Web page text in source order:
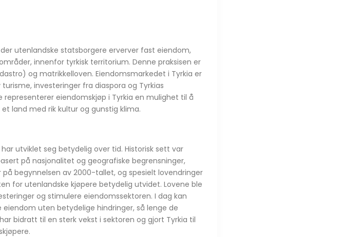
utenlandske statsborgere erverver fast eiendom,
innenfor tyrkisk territorium. Denne praksisen er
og matrikkelloven. Eiendomsmarkedet i Tyrkia er
investeringer fra diaspora og Tyrkias
eiendomskjøp i Tyrkia en mulighet til å
land med rik kultur og gunstig klima.
utviklet seg betydelig over tid. Historisk sett var
på nasjonalitet og geografiske begrensninger,
begynnelsen av 2000-tallet, og spesielt lovendringer
for utenlandske kjøpere betydelig utvidet. Lovene ble
og stimulere eiendomssektoren. I dag kan
eiendom uten betydelige hindringer, så lenge de
bidratt til en sterk vekst i sektoren og gjort Tyrkia til